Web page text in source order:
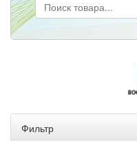
Фильтр